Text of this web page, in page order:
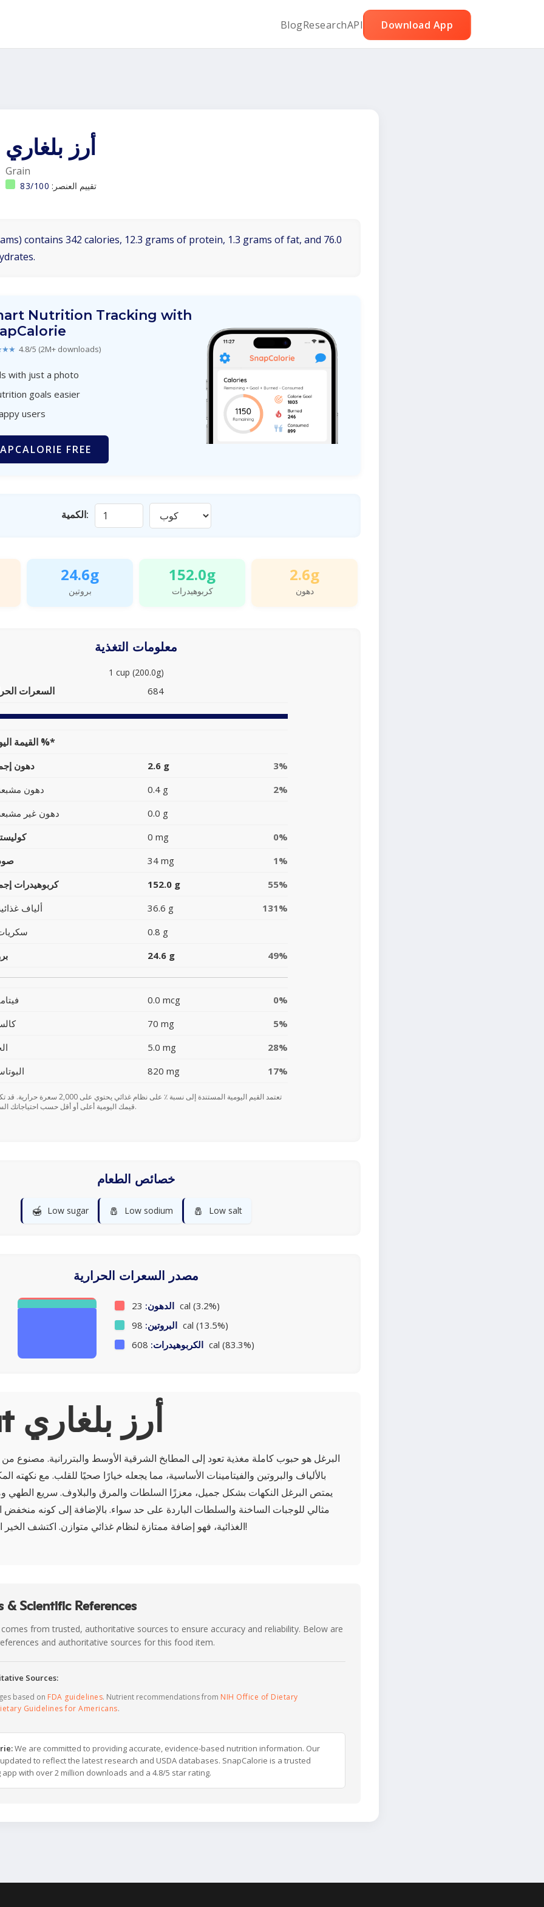
BlogResearchAPI Download App
أرز بلغاري
Grain
تقييم العنصر: 83/100
contains 342 calories, 12.3 grams of protein, 1.3 grams of fat, and 76.0
Nutrition Tracking with
4.8/5 (2M+ downloads)
with just a photo
goals easier
users
FREE
الكمية:
24.6g
بروتين
152.0g
كربوهيدرات
2.6g
دهون
معلومات التغذية
1 cup (200.0g)
السعرات 684
القيمة اليومية %*
دهون 2.6 g
3%
دهون
0.4 g
2%
دهون غير
0.0 g
0 mg
0%
34 mg
1%
كربوهيدرات
152.0 g
55%
ألياف
36.6 g
131%
0.8 g
24.6 g 49%
0.0 mcg
0%
70 mg
5%
5.0 mg
28%
820 mg 17%
قيمك اليومية أعلى أو أقل حسب احتياجاتك السعرية.
خصائص الطعام
🍯 Low sugar 🧂 Low sodium 🧂 Low salt
مصدر السعرات الحرارية
الدهون: 23 cal (3.2%)
البروتين: 98 cal (13.5%)
الكربوهيدرات: 608 cal (83.3%)
About أرز بلغاري
البرغل هو حبوب كاملة مغذية تعود إلى المطابخ الشرقية الأوسط والبتررانية. مصنوع
بالألياف والبروتين والفيتامينات الأساسية، مما يجعله خيارًا صحيًا للقلب. مع نكهته
يمتص البرغل النكهات بشكل جميل، معززًا السلطات والمرق والبلاوف. سريع الطهي
مثالي للوجبات الساخنة والسلطات الباردة على حد سواء. بالإضافة إلى كونه منخفض
الغذائية، فهو إضافة ممتازة لنظام غذائي متوازن. اكتشف الخير الصحي للبرغل اليوم!
& Scientific References
from trusted, authoritative sources to ensure accuracy and reliability. Below are
and authoritative sources for this food item.
Sources:
based on FDA guidelines. Nutrient recommendations from NIH Office of Dietary
Guidelines for Americans.
We are committed to providing accurate, evidence-based nutrition information. Our
to reflect the latest research and USDA databases. SnapCalorie is a trusted
with over 2 million downloads and a 4.8/5 star rating.